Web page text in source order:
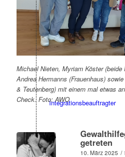
Integrationsagentur
Integrationsbeauftragter
Michael Nieten, Myriam Köster (beide
Andrea Hermanns (Frauenhaus)
& Teutenberg) mit einem mal etwas
Check. Foto: AWO
getreten
10. März 2025 /